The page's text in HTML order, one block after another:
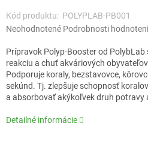
Kód produktu: POLYPLAB-PB001
Priemerné
produktu
je
0,0
z
5
Neohodnotené Podrobnosti
Prípravok Polyp-Booster od
reakciu a chuť akváriových
Podporuje koraly, bezstavovce,
sekúnd. Tj. zlepšuje schopnosť
a absorbovať akýkoľvek druh potravy
Detailné informácie